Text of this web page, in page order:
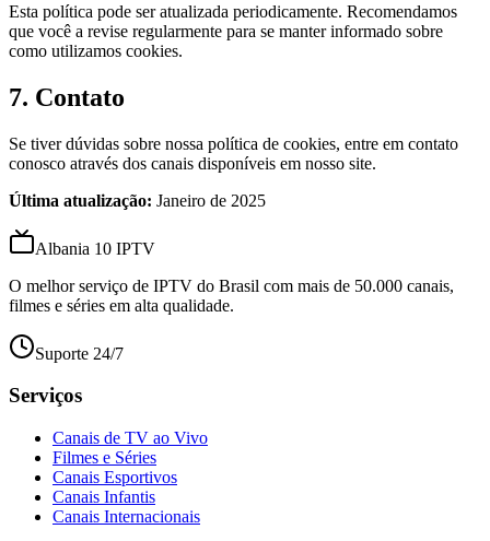
Esta política pode ser atualizada periodicamente. Recomendamos
que você a revise regularmente para se manter informado sobre
como utilizamos cookies.
7. Contato
Se tiver dúvidas sobre nossa política de cookies, entre em contato
conosco através dos canais disponíveis em nosso site.
Última atualização: Janeiro de 2025
Albania 10 IPTV
O melhor serviço de IPTV do Brasil com mais de 50.000 canais,
filmes e séries em alta qualidade.
Suporte 24/7
Serviços
Canais de TV ao Vivo
Filmes e Séries
Canais Esportivos
Canais Infantis
Canais Internacionais